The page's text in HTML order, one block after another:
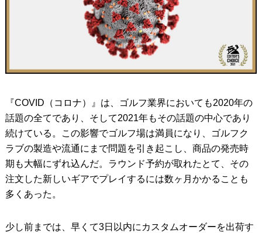
『COVID（コロナ）』は、ゴルフ業界においても2020年の
話題の全てであり、そして2021年もその話題の中心であり
続けている。この影響でゴルフ場は満員になり、ゴルフク
ラブの製造や流通にまで問題を引き起こし、商品の発売時
期も大幅にずれ込んだ。ラウンド予約が取れたとて、その
注文した新しいギアでプレイするには数ヶ月かかることも
多くあった。
少し前までは、早くて3日以内にカスタムオーダーを出荷す